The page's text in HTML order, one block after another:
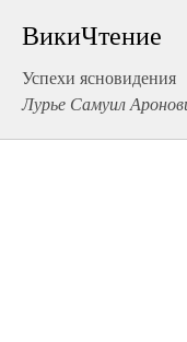
ВикиЧтение
Успехи ясновидения
Лурье Самуил